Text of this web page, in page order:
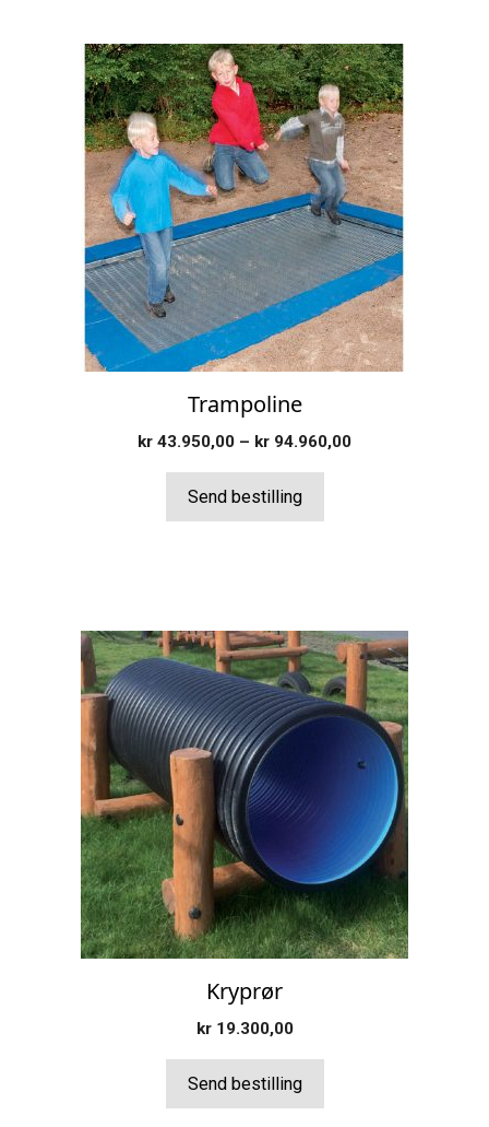
Trampoline
kr 43.950,00 – kr 94.960,00Prisområde:
Send bestilling
produktet
varianter.
Alternativene
produktsiden
Kryprør
kr19.300,00
Send bestilling